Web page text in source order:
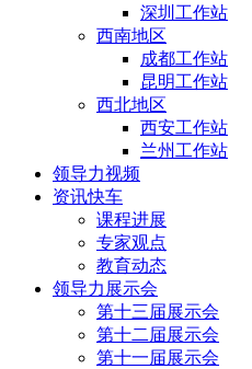
深圳工作站
西南地区
成都工作站
昆明工作站
西北地区
西安工作站
兰州工作站
领导力视频
资讯快车
课程进展
专家观点
教育动态
领导力展示会
第十三届展示会
第十二届展示会
第十一届展示会